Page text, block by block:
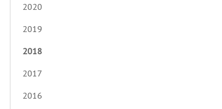
2020
2019
2018
2017
2016